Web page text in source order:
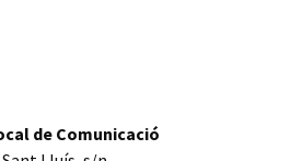
de Comunicació